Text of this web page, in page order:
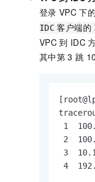
登录 VPC 下的
IDC 客户端的
VPC 到 IDC
其中第 3 跳
1
2
3
4